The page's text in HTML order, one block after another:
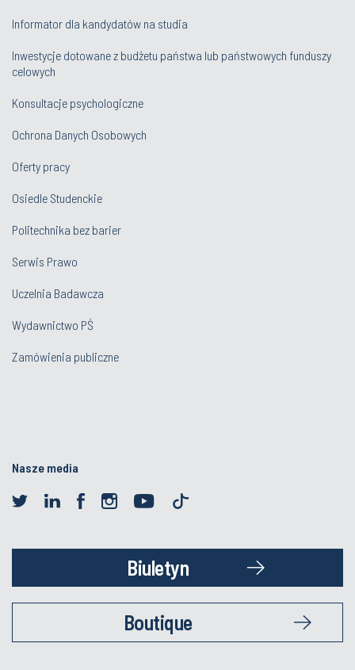
Informator dla kandydatów na studia
Inwestycje dotowane z budżetu państwa lub państwowych funduszy
celowych
Konsultacje psychologiczne
Ochrona Danych Osobowych
Oferty pracy
Osiedle Studenckie
Politechnika bez barier
Serwis Prawo
Uczelnia Badawcza
Wydawnictwo PŚ
Zamówienia publiczne
Nasze media
Biuletyn
Boutique